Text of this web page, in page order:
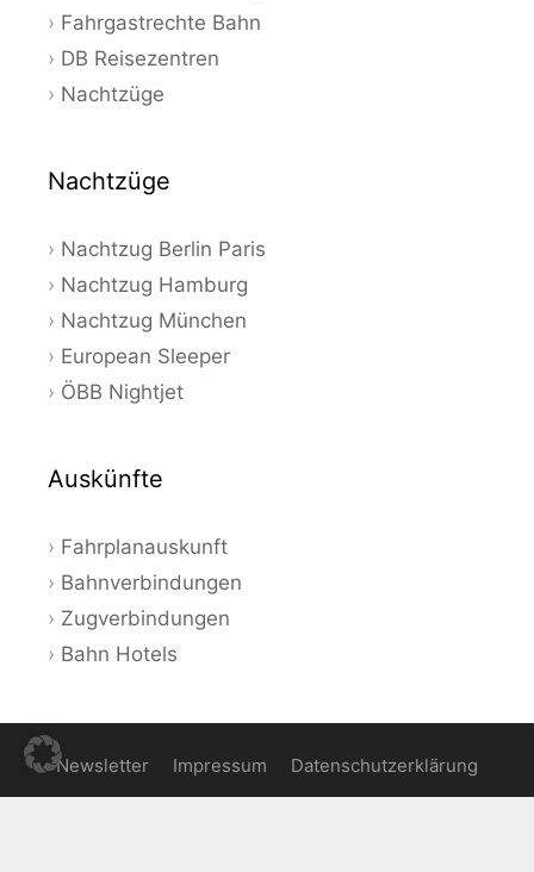
Fahrgastrechte Bahn
DB Reisezentren
Nachtzüge
Nachtzüge
Nachtzug Berlin Paris
Nachtzug Hamburg
Nachtzug München
European Sleeper
ÖBB Nightjet
Auskünfte
Fahrplanauskunft
Bahnverbindungen
Zugverbindungen
Bahn Hotels
Newsletter Impressum Datenschutzerklärung